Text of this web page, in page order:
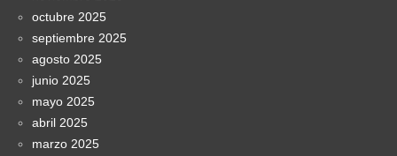
octubre 2025
septiembre 2025
agosto 2025
junio 2025
mayo 2025
abril 2025
marzo 2025